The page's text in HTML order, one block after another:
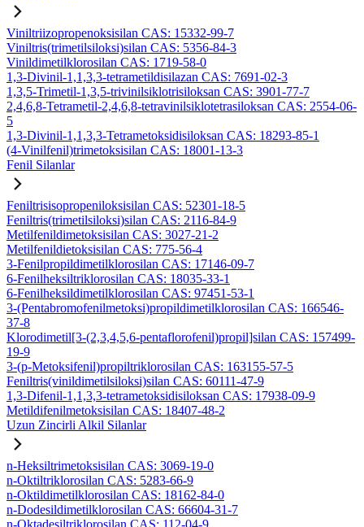
Viniltriizopropenoksisilan CAS: 15332-99-7
Viniltris(trimetilsiloksi)silan CAS: 5356-84-3
Vinildimetilklorosilan CAS: 1719-58-0
1,3-Divinil-1,1,3,3-tetrametildisilazan CAS: 7691-02-3
1,3,5-Trimetil-1,3,5-trivinilsiklotrisiloksan CAS: 3901-77-7
2,4,6,8-Tetrametil-2,4,6,8-tetravinilsiklotetrasiloksan CAS: 2554-06-
5
1,3-Divinil-1,1,3,3-Tetrametoksidisiloksan CAS: 18293-85-1
(4-Vinilfenil)trimetoksisilan CAS: 18001-13-3
Fenil Silanlar
Feniltrisisopropeniloksisilan CAS: 52301-18-5
Feniltris(trimetilsiloksi)silan CAS: 2116-84-9
Metilfenildimetoksisilan CAS: 3027-21-2
Metilfenildietoksisilan CAS: 775-56-4
3-Fenilpropildimetilklorosilan CAS: 17146-09-7
6-Fenilheksiltriklorosilan CAS: 18035-33-1
6-Fenilheksildimetilklorosilan CAS: 97451-53-1
3-(Pentabromofenilmetoksi)propildimetilklorosilan CAS: 166546-
37-8
Klorodimetil[3-(2,3,4,5,6-pentaflorofenil)propil]silan CAS: 157499-
19-9
3-(p-Metoksifenil)propiltriklorosilan CAS: 163155-57-5
Feniltris(vinildimetilsiloksi)silan CAS: 60111-47-9
1,3-Difenil-1,1,3,3-tetrametoksidisiloksan CAS: 17938-09-9
Metildifenilmetoksisilan CAS: 18407-48-2
Uzun Zincirli Alkil Silanlar
n-Heksiltrimetoksisilan CAS: 3069-19-0
n-Oktiltriklorosilan CAS: 5283-66-9
n-Oktildimetilklorosilan CAS: 18162-84-0
n-Dodesildimetilklorosilan CAS: 66604-31-7
n-Oktadesiltriklorosilan CAS: 112-04-9